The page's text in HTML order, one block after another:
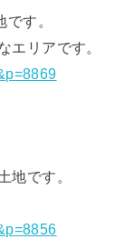
す。
エリアです。
地です。